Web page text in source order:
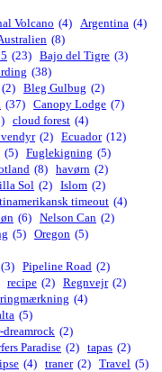
Volcano (4) Argentina (4)
(8)
(23) Bajo del Tigre (3)
(38)
(2) Bleg Gulbug (2)
(37) Canopy Lodge (7)
cloud forest (4)
(2) Ecuador (12)
(5) Fuglekigning (5)
(8) havørn (2)
Sol (2) Islom (2)
timeout (4)
(6) Nelson Can (2)
(5) Oregon (5)
(3) Pipeline Road (2)
recipe (2) Regnvejr (2)
ringmærkning (4)
(5)
dreamrock (2)
Paradise (2) tapas (2)
(4) traner (2) Travel (5)